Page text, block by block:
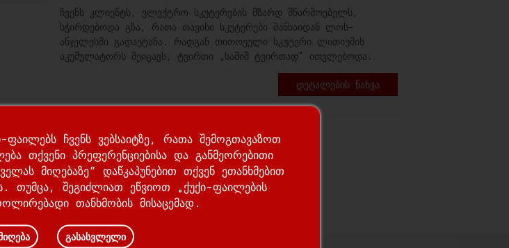
ჩვენს კლიენტს, ელექტრო სკუტერების მზარდ მწარმოებელს,
სჭირდებოდა გზა, რათა თავისი სკუტერები შანხაიდან ლოს-
ანჯელესში გადაეტანა. რადგან თითოეული სკუტერი ლითიუმის
აკუმულატორს შეიცავს, ტვირთი „საშიშ ტვირთად“ ითვლებოდა.
Დეტალების Ნახვა
ფაილებს ჩვენს ვებსაიტზე, რათა შემოგთავაზოთ
თქვენი პრეფერენციებისა და განმეორებითი
მიღებაზე“ დაწკაპუნებით თქვენ ეთანხმებით
თუმცა, შეგიძლიათ ეწვიოთ „ქუქი-ფაილების
თანხმობის მისაცემად.
გასასვლელი